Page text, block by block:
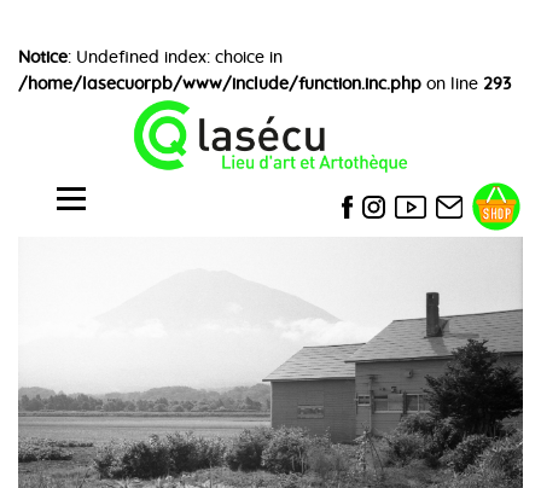
Notice: Undefined index: choice in
/home/lasecuorpb/www/include/function.inc.php on line 293